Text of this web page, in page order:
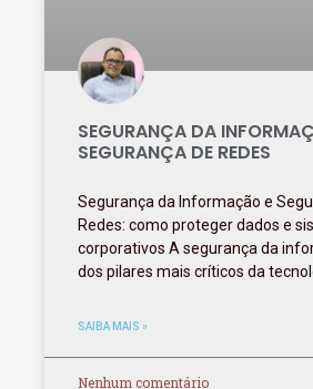
SEGURANÇA DA
SEGURANÇA DE REDES
Segurança da Informação e
Redes: como proteger dados e
corporativos A segurança da
dos pilares mais críticos da
SAIBA MAIS »
Nenhum comentário